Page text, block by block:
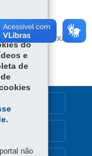
ha
ts
Ap
p
Baixar
do
e
de
não